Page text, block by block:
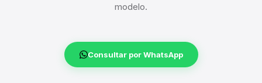
modelo.
Consultar por WhatsApp